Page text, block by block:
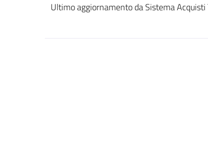
Ultimo aggiornamento da Sistema Acquisti